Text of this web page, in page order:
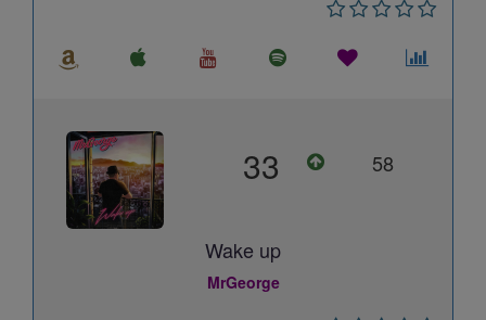
33 58
Wake up
MrGeorge